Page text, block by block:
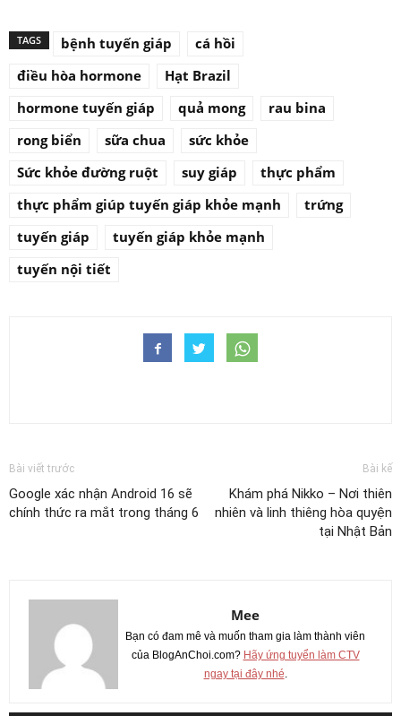
TAGS bệnh tuyến giáp
cá hồi
điều hòa hormone
Hạt Brazil
hormone tuyến giáp
quả mong
rau bina
rong biển
sữa chua
sức khỏe
Sức khỏe đường ruột
suy giáp
thực phẩm
thực phẩm giúp tuyến giáp khỏe mạnh
trứng
tuyến giáp
tuyến giáp khỏe mạnh
tuyến nội tiết
Bài viết trước
Google xác nhận Android 16 sẽ
chính thức ra mắt trong tháng 6
Bài kế
Khám phá Nikko – Nơi thiên
nhiên và linh thiêng hòa quyện
tại Nhật Bản
Mee
Bạn có đam mê và muốn tham gia làm thành viên
của BlogAnChoi.com? Hãy ứng tuyển làm CTV
ngay tại đây nhé